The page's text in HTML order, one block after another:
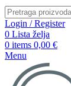
Login / Register
0 Lista želja
0 items 0,00 €
Menu